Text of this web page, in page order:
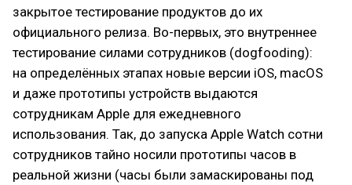
закрытое тестирование продуктов до их
официального релиза. Во-первых, это внутреннее
тестирование силами сотрудников (dogfooding):
на определённых этапах новые версии iOS, macOS
и даже прототипы устройств выдаются
сотрудникам Apple для ежедневного
использования. Так, до запуска Apple Watch сотни
сотрудников тайно носили прототипы часов в
реальной жизни (часы были замаскированы под